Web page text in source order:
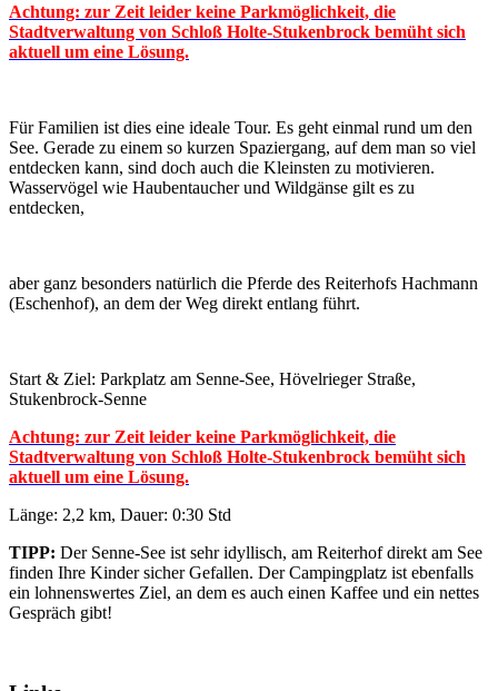
Achtung: zur Zeit leider keine Parkmöglichkeit, die
Stadtverwaltung von Schloß Holte-Stukenbrock bemüht sich
aktuell um eine Lösung.
Für Familien ist dies eine ideale Tour. Es geht einmal rund um den
See. Gerade zu einem so kurzen Spaziergang, auf dem man so viel
entdecken kann, sind doch auch die Kleinsten zu motivieren.
Wasservögel wie Haubentaucher und Wildgänse gilt es zu
entdecken,
aber ganz besonders natürlich die Pferde des Reiterhofs Hachmann
(Eschenhof), an dem der Weg direkt entlang führt.
Start & Ziel: Parkplatz am Senne-See, Hövelrieger Straße,
Stukenbrock-Senne
Achtung: zur Zeit leider keine Parkmöglichkeit, die
Stadtverwaltung von Schloß Holte-Stukenbrock bemüht sich
aktuell um eine Lösung.
Länge: 2,2 km, Dauer: 0:30 Std
TIPP: Der Senne-See ist sehr idyllisch, am Reiterhof direkt am See
finden Ihre Kinder sicher Gefallen. Der Campingplatz ist ebenfalls
ein lohnenswertes Ziel, an dem es auch einen Kaffee und ein nettes
Gespräch gibt!